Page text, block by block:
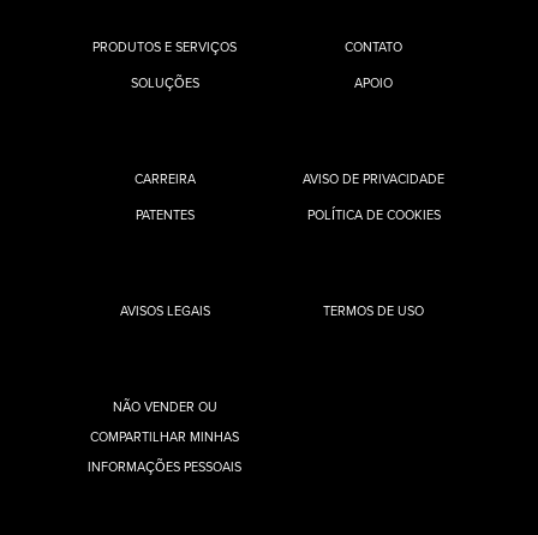
PRODUTOS E SERVIÇOS
SOLUÇÕES
CONTATO
APOIO
CARREIRA
PATENTES
AVISO DE PRIVACIDADE
POLÍTICA DE COOKIES
AVISOS LEGAIS TERMOS DE USO
NÃO VENDER OU
COMPARTILHAR MINHAS
INFORMAÇÕES PESSOAIS